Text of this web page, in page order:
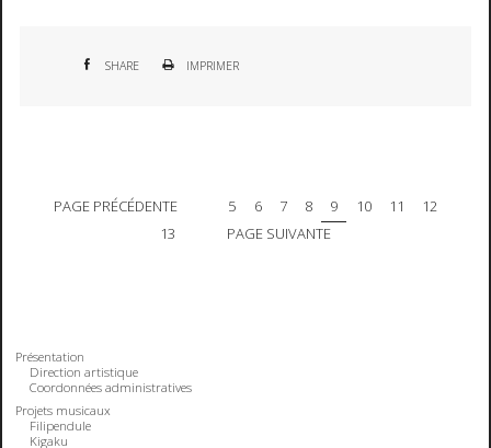
SHARE IMPRIMER
PAGE PRÉCÉDENTE 5 6 7 8 9 10 11
12
13
PAGE SUIVANTE
Présentation
Direction artistique
Coordonnées administratives
Projets musicaux
Filipendule
Kigaku